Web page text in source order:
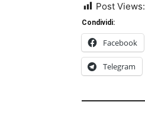
Post Views:
Condividi:
Facebook
Telegram